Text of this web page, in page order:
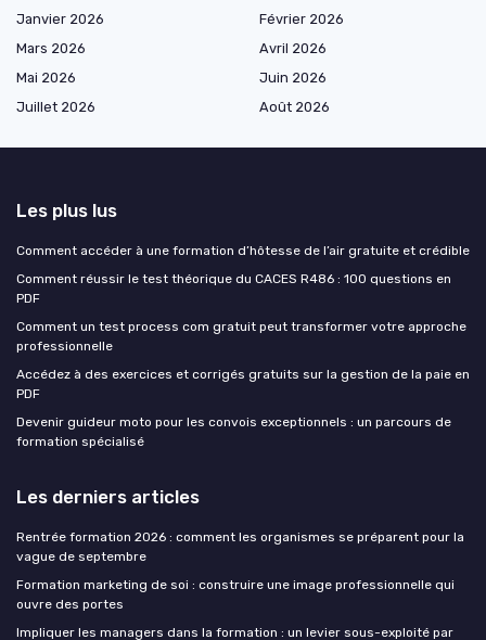
Janvier 2026
Février 2026
Mars 2026
Avril 2026
Mai 2026
Juin 2026
Juillet 2026
Août 2026
Les plus lus
Comment accéder à une formation d’hôtesse de l’air gratuite et crédible
Comment réussir le test théorique du CACES R486 : 100 questions en
PDF
Comment un test process com gratuit peut transformer votre approche
professionnelle
Accédez à des exercices et corrigés gratuits sur la gestion de la paie en
PDF
Devenir guideur moto pour les convois exceptionnels : un parcours de
formation spécialisé
Les derniers articles
Rentrée formation 2026 : comment les organismes se préparent pour la
vague de septembre
Formation marketing de soi : construire une image professionnelle qui
ouvre des portes
Impliquer les managers dans la formation : un levier sous-exploité par